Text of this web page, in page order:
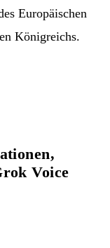
Europäischen
Königreichs.
Voice